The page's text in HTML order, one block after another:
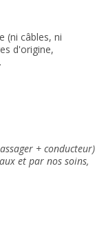
(ni câbles, ni
d'origine,
+ conducteur)
et par nos soins,